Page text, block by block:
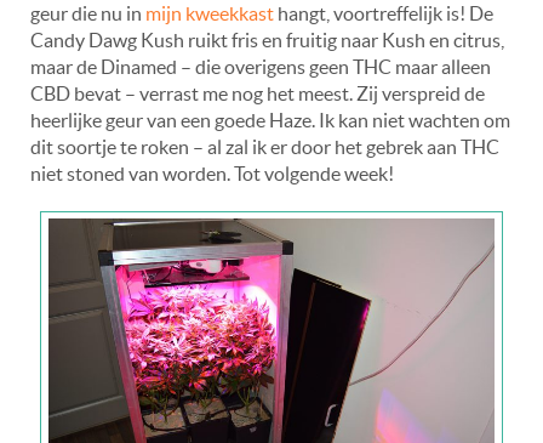
geur die nu in mijn kweekkast hangt, voortreffelijk is! De
Candy Dawg Kush ruikt fris en fruitig naar Kush en citrus,
maar de Dinamed – die overigens geen THC maar alleen
CBD bevat – verrast me nog het meest. Zij verspreid de
heerlijke geur van een goede Haze. Ik kan niet wachten om
dit soortje te roken – al zal ik er door het gebrek aan THC
niet stoned van worden. Tot volgende week!